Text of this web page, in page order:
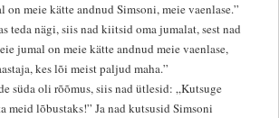
on meie kätte andnud Simsoni, meie vaenlase.”
teda nägi, siis nad kiitsid oma jumalat, sest nad
jumal on meie kätte andnud meie vaenlase,
kes lõi meist paljud maha.”
süda oli rõõmus, siis nad ütlesid: „Kutsuge
meid lõbustaks!” Ja nad kutsusid Simsoni